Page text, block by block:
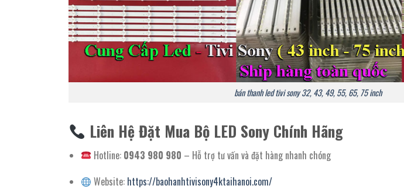
bán thanh led tivi sony 32, 43, 49, 55, 65, 75 inch
Liên Hệ Đặt Mua Bộ LED Sony Chính Hãng
Hotline: 0943 980 980 – Hỗ trợ tư vấn và đặt hàng nhanh chóng
Website: https://baohanhtivisony4ktaihanoi.com/